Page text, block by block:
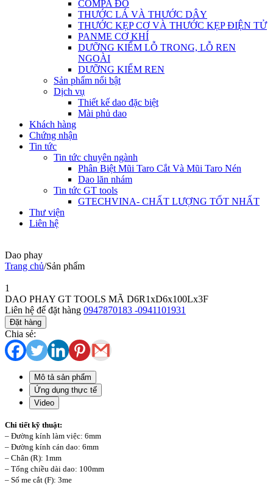
COMPA ĐO
THƯỚC LÁ VÀ THƯỚC DÂY
THƯỚC KẸP CƠ VÀ THƯỚC KẸP ĐIỆN TỬ
PANME CƠ KHÍ
DƯỠNG KIỂM LỖ TRONG, LỖ REN
NGOÀI
DƯỠNG KIỂM REN
Sản phẩm nổi bật
Dịch vụ
Thiết kế dao đặc biệt
Mài phủ dao
Khách hàng
Chứng nhận
Tin tức
Tin tức chuyên ngành
Phân Biệt Mũi Taro Cắt Và Mũi Taro Nén
Dao lăn nhám
Tin tức GT tools
GTECHVINA- CHẤT LƯỢNG TỐT NHẤT
Thư viện
Liên hệ
Dao phay
Trang chủ/Sản phẩm
1
DAO PHAY GT TOOLS MÃ D6R1xD6x100Lx3F
Liên hệ để đặt hàng 0947870183 -0941101931
Đặt hàng
Chia sẻ:
Mô tả sản phẩm
Ứng dụng thực tế
Video
Chi tiết kỹ thuật:
– Đường kính làm việc: 6mm
– Đường kính cán dao: 6mm
– Chân (R): 1mm
– Tổng chiều dài dao: 100mm
– Số me cắt (F): 3me